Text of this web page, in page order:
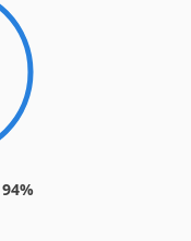
94%